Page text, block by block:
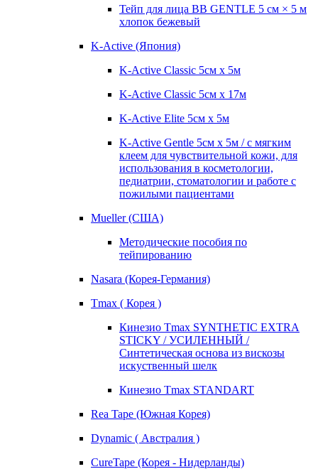
Тейп для лица BB GENTLE 5 см × 5 м
хлопок бежевый
K-Active (Япония)
K-Active Classic 5см х 5м
K-Active Classic 5см х 17м
K-Active Elite 5см х 5м
K-Active Gentle 5см х 5м / с мягким
клеем для чувствительной кожи, для
использования в косметологии,
педиатрии, стоматологии и работе с
пожилыми пациентами
Mueller (США)
Методические пособия по
тейпированию
Nasara (Корея-Германия)
Tmax ( Корея )
Кинезио Tmax SYNTHETIC EXTRA
STICKY / УСИЛЕННЫЙ /
Синтетическая основа из вискозы
искуственный шелк
Кинезио Tmax STANDART
Rea Tape (Южная Корея)
Dynamic ( Австралия )
CureTape (Корея - Нидерланды)